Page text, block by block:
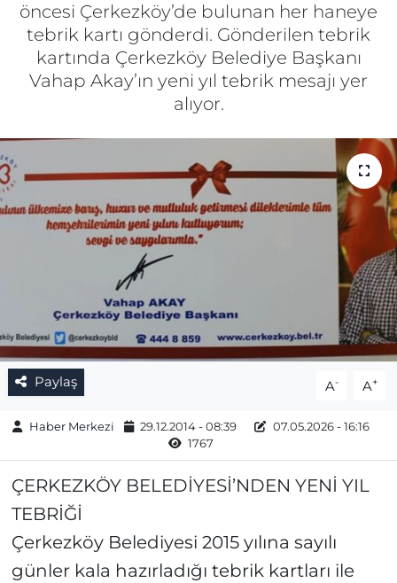
öncesi Çerkezköy’de bulunan her haneye
tebrik kartı gönderdi. Gönderilen tebrik
kartında Çerkezköy Belediye Başkanı
Vahap Akay’ın yeni yıl tebrik mesajı yer
alıyor.
Paylaş A- A+
Haber Merkezi 29.12.2014 - 08:39
07.05.2026 - 16:16
1767
ÇERKEZKÖY BELEDİYESİ’NDEN YENİ YIL
TEBRİĞİ
Çerkezköy Belediyesi 2015 yılına sayılı
günler kala hazırladığı tebrik kartları ile
SAĞLIK
Spor
Gizlilik Sözleşmesi
Künye
Topluluk Kuralları
Yayın İlkeleri
Son Dakika Haberleri
Haber Arşivi